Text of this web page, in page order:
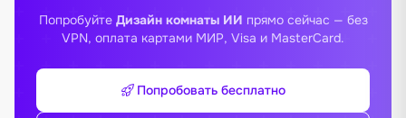
Попробуйте Дизайн комнаты ИИ прямо сейчас — без
VPN, оплата картами МИР, Visa и MasterCard.
Попробовать бесплатно